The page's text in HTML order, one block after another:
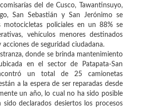
del de Cusco, Tawantinsuyo,
San Sebastián y San Jerónimo se
motocicletas policiales en un 88% se
vehículos menores destinados
acciones de seguridad ciudadana.
donde se brinda mantenimiento
en el sector de Patapata-San
un total de 25 camionetas
a la espera de ser reparadas desde
un año, lo cual no ha sido posible
declarados desiertos los procesos